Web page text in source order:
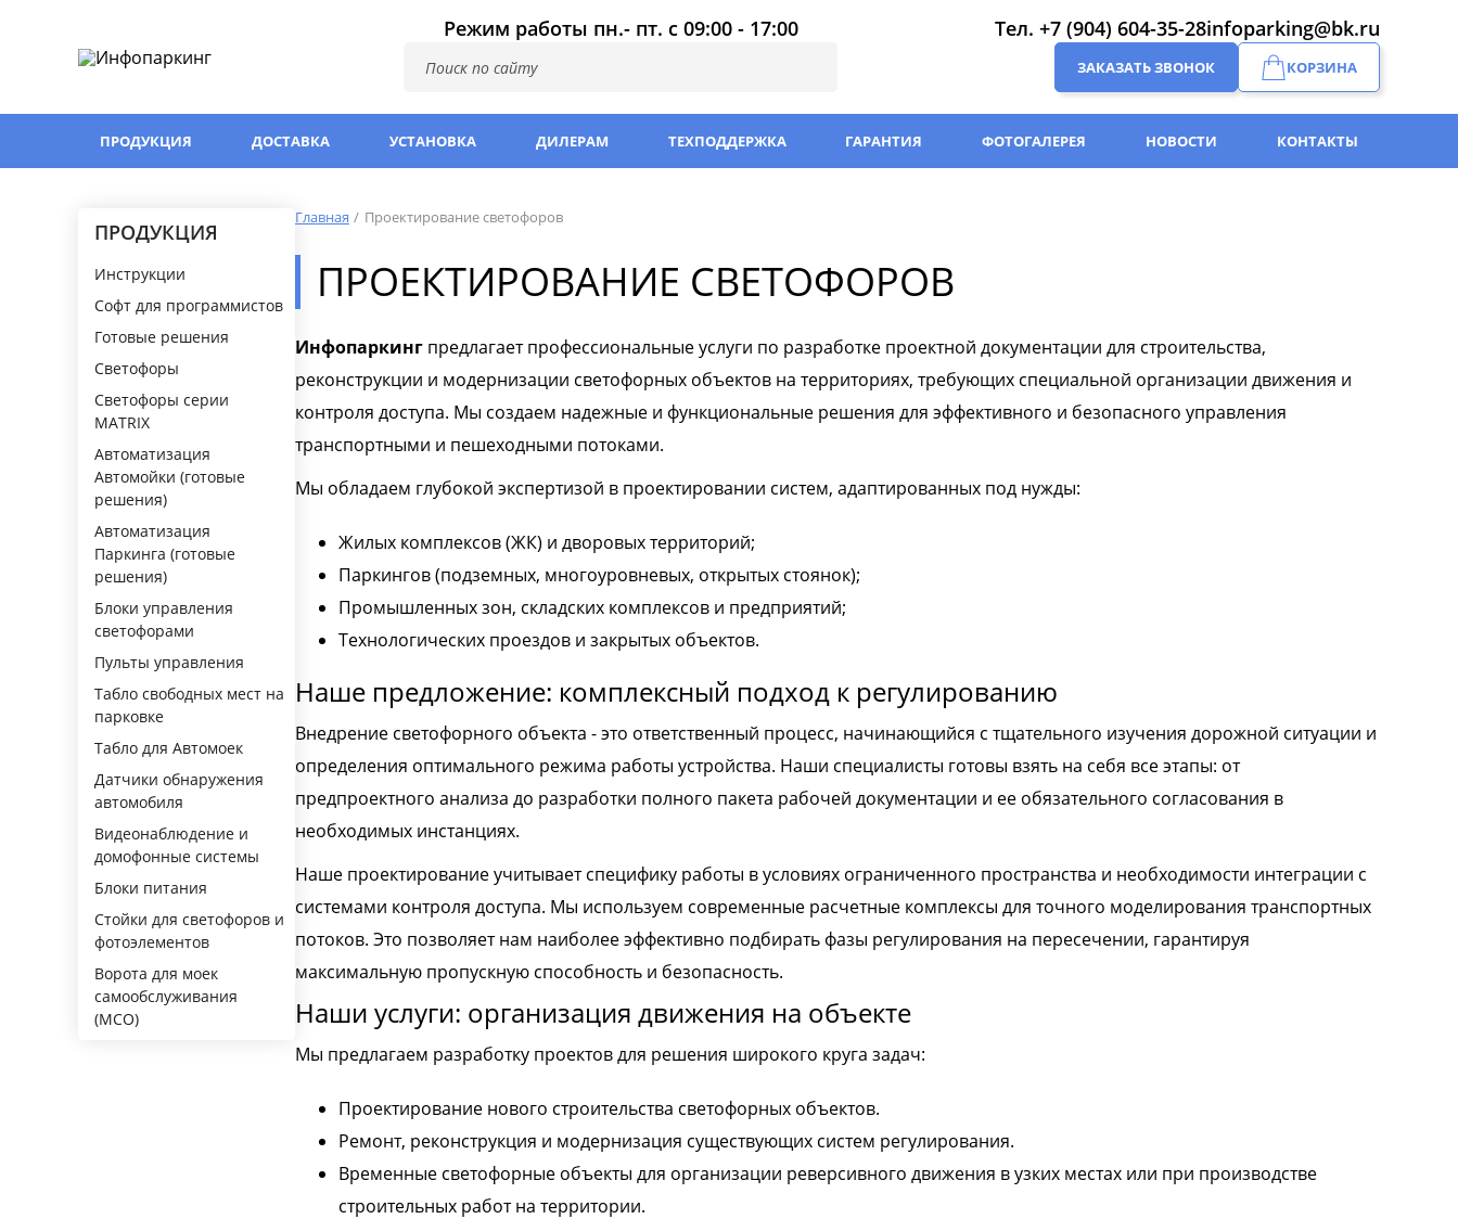
Режим работы пн.- пт. с 09:00 - 17:00 Тел. +7 (904) 604-35-28infoparking@bk.ru
ЗАКАЗАТЬ ЗВОНОК КОРЗИНА
ПРОДУКЦИЯ ДОСТАВКА УСТАНОВКА ДИЛЕРАМ ТЕХПОДДЕРЖКА ГАРАНТИЯ ФОТОГАЛЕРЕЯ НОВОСТИ КОНТАКТЫ
ПРОДУКЦИЯ
Инструкции
Софт для программистов
Готовые решения
Светофоры
Светофоры серии
MATRIX
Автоматизация
Автомойки (готовые
решения)
Автоматизация
Паркинга (готовые
решения)
Блоки управления
светофорами
Пульты управления
Табло свободных мест на
парковке
Табло для Автомоек
Датчики обнаружения
автомобиля
Видеонаблюдение и
домофонные системы
Блоки питания
Стойки для светофоров и
фотоэлементов
Ворота для моек
самообслуживания
(МСО)
Главная Проектирование светофоров
ПРОЕКТИРОВАНИЕ СВЕТОФОРОВ
Инфопаркинг предлагает профессиональные услуги по разработке проектной документации для строительства,
реконструкции и модернизации светофорных объектов на территориях, требующих специальной организации движения и
контроля доступа. Мы создаем надежные и функциональные решения для эффективного и безопасного управления
транспортными и пешеходными потоками.
Мы обладаем глубокой экспертизой в проектировании систем, адаптированных под нужды:
Жилых комплексов (ЖК) и дворовых территорий;
Паркингов (подземных, многоуровневых, открытых стоянок);
Промышленных зон, складских комплексов и предприятий;
Технологических проездов и закрытых объектов.
Наше предложение: комплексный подход к регулированию
Внедрение светофорного объекта - это ответственный процесс, начинающийся с тщательного изучения дорожной ситуации и
определения оптимального режима работы устройства. Наши специалисты готовы взять на себя все этапы: от
предпроектного анализа до разработки полного пакета рабочей документации и ее обязательного согласования в
необходимых инстанциях.
Наше проектирование учитывает специфику работы в условиях ограниченного пространства и необходимости интеграции с
системами контроля доступа. Мы используем современные расчетные комплексы для точного моделирования транспортных
потоков. Это позволяет нам наиболее эффективно подбирать фазы регулирования на пересечении, гарантируя
максимальную пропускную способность и безопасность.
Наши услуги: организация движения на объекте
Мы предлагаем разработку проектов для решения широкого круга задач:
Проектирование нового строительства светофорных объектов.
Ремонт, реконструкция и модернизация существующих систем регулирования.
Временные светофорные объекты для организации реверсивного движения в узких местах или при производстве
строительных работ на территории.